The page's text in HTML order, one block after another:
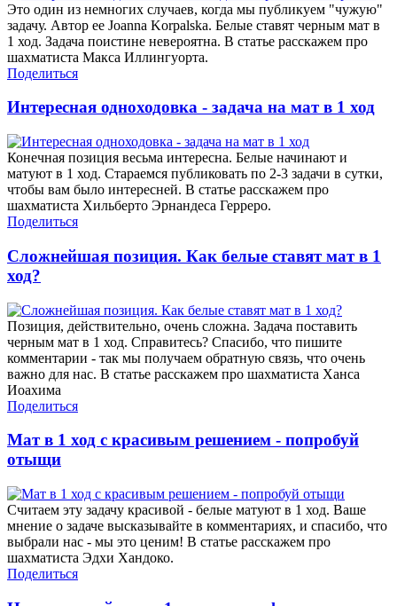
Это один из немногих случаев, когда мы публикуем "чужую"
задачу. Автор ее Joanna Korpalska. Белые ставят черным мат в
1 ход. Задача поистине невероятна. В статье расскажем про
шахматиста Макса Иллингуорта.
Поделиться
Интересная одноходовка - задача на мат в 1 ход
Конечная позиция весьма интересна. Белые начинают и
матуют в 1 ход. Стараемся публиковать по 2-3 задачи в сутки,
чтобы вам было интересней. В статье расскажем про
шахматиста Хильберто Эрнандеса Герреро.
Поделиться
Сложнейшая позиция. Как белые ставят мат в 1
ход?
Позиция, действительно, очень сложна. Задача поставить
черным мат в 1 ход. Справитесь? Спасибо, что пишите
комментарии - так мы получаем обратную связь, что очень
важно для нас. В статье расскажем про шахматиста Ханса
Иоахима
Поделиться
Мат в 1 ход с красивым решением - попробуй
отыщи
Считаем эту задачу красивой - белые матуют в 1 ход. Ваше
мнение о задаче высказывайте в комментариях, и спасибо, что
выбрали нас - мы это ценим! В статье расскажем про
шахматиста Эдхи Хандоко.
Поделиться